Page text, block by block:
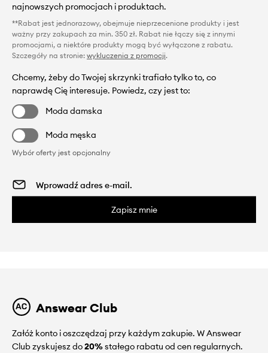
najnowszych promocjach i produktach.
**Rabat jest jednorazowy, obejmuje nieprzecenione produkty i jest
ważny przy zakupach za min. 350 zł. Rabat nie łączy się z innymi
promocjami, a niektóre produkty mogą być wyłączone z rabatu.
Szczegóły na stronie: wykluczenia z promocji.
Chcemy, żeby do Twojej skrzynki trafiało tylko to, co
naprawdę Cię interesuje. Powiedz, czy jest to:
Moda damska
Moda męska
Wybór oferty jest opcjonalny
Zapisz mnie
Answear Club
Załóż konto i oszczędzaj przy każdym zakupie. W Answear
Club zyskujesz do20%stałego rabatu od cen regularnych.